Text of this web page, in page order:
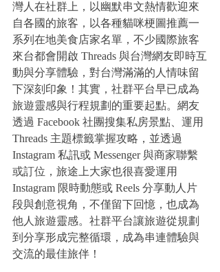
灣人在社群上，以幽默串文熱情歡迎來
自各國的旅客，以各種貓咪梗圖推薦一
系列在地美食店家名單，不少國際旅客
來台都會開啟 Threads 與台灣網友即時互
動與分享體驗，對台灣滿滿的人情味留
下深刻印象！其實，社群平台早已成為
旅遊靈感與行程規劃的重要起點。網友
透過 Facebook 社團搜集私房景點、運用
Threads 主題標籤掌握攻略，並透過
Instagram 私訊或 Messenger 與商家聯繫
或訂位，旅途上大家也很喜愛運用
Instagram 限時動態或 Reels 分享動人片
段與創意視角，不僅留下回憶，也成為
他人旅遊靈感。社群平台讓旅遊從規劃
到分享形成完整循環，成為串連體驗與
交流的最佳旅伴！